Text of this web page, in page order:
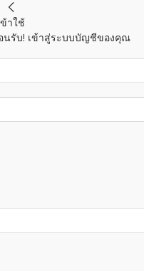
าใช้
นรับ! เข้าสู่ระบบบัญชีของคุณ